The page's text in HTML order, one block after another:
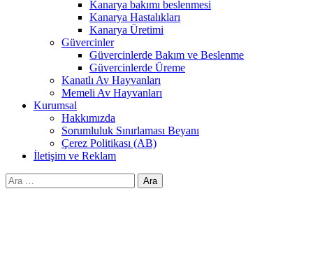
Kanarya bakımı beslenmesi
Kanarya Hastalıkları
Kanarya Üretimi
Güvercinler
Güvercinlerde Bakım ve Beslenme
Güvercinlerde Üreme
Kanatlı Av Hayvanları
Memeli Av Hayvanları
Kurumsal
Hakkımızda
Sorumluluk Sınırlaması Beyanı
Çerez Politikası (AB)
İletişim ve Reklam
Arama: